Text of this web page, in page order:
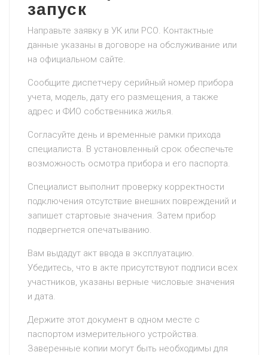
запуск
Направьте заявку в УК или РСО. Контактные
данные указаны в договоре на обслуживание или
на официальном сайте.
Сообщите диспетчеру серийный номер прибора
учета, модель, дату его размещения, а также
адрес и ФИО собственника жилья.
Согласуйте день и временные рамки прихода
специалиста. В установленный срок обеспечьте
возможность осмотра прибора и его паспорта.
Специалист выполнит проверку корректности
подключения отсутствие внешних повреждений и
запишет стартовые значения. Затем прибор
подвергнется опечатыванию.
Вам выдадут акт ввода в эксплуатацию.
Убедитесь, что в акте присутствуют подписи всех
участников, указаны верные числовые значения
и дата.
Держите этот документ в одном месте с
паспортом измерительного устройства.
Заверенные копии могут быть необходимы для